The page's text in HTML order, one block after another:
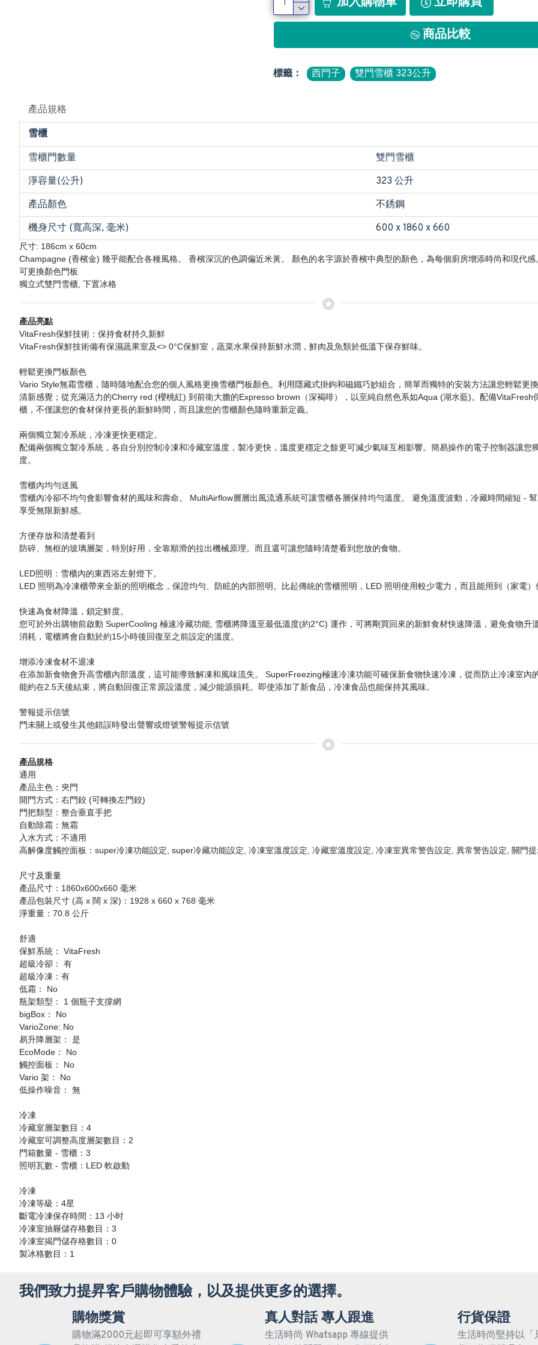
商品比較
標籤： 西門子 雙門雪櫃 323公升
產品規格
雪櫃
雪櫃門數量
雙門雪櫃
淨容量(公升)
323 公升
產品顏色
不銹鋼
機身尺寸 (寬高深, 毫米)
600 x 1860 x 660
尺寸: 186cm x 60cm
Champagne (香檳金) 幾乎能配合各種風格。 香檳深沉的色調偏近米黃。 顏色的名字源於香檳中典型的顏色，為每個廚房增添時尚和現代感
可更換顏色門板
獨立式雙門雪櫃, 下置冰格
產品亮點
VitaFresh保鮮技術：保持食材持久新鮮
VitaFresh保鮮技術備有保濕蔬果室及<> 0°C保鮮室，蔬菜水果保持新鮮水潤，鮮肉及魚類於低溫下保存鮮味。
輕鬆更換門板顏色
Vario Style無霜雪櫃，隨時隨地配合您的個人風格更換雪櫃門板顏色。利用隱藏式掛鉤和磁鐵巧妙組合，簡單而獨特的安裝方法讓您輕鬆更
清新感覺；從充滿活力的Cherry red (櫻桃紅) 到前衛大膽的Expresso brown（深褐啡），以至純自然色系如Aqua (湖水藍)。配備VitaFresh
櫃，不僅讓您的食材保持更長的新鮮時間，而且讓您的雪櫃顏色隨時重新定義。
兩個獨立製冷系統，冷凍更快更穩定。
配備兩個獨立製冷系統，各自分別控制冷凍和冷藏室溫度，製冷更快，溫度更穩定之餘更可減少氣味互相影響。簡易操作的電子控制器讓您
度。
雪櫃內均勻送風
雪櫃內冷卻不均勻會影響食材的風味和壽命。 MultiAirflow層層出風流通系統可讓雪櫃各層保持均勻溫度。 避免溫度波動，冷藏時間縮短 -
享受無限新鮮感。
方便存放和清楚看到
防碎、無框的玻璃層架，特別好用，全靠順滑的拉出機械原理。而且還可讓您隨時清楚看到您放的食物。
LED照明：雪櫃內的東西浴左射燈下。
LED 照明為冷凍櫃帶來全新的照明概念，保證均勻、防眩的內部照明。比起傳統的雪櫃照明，LED 照明使用較少電力，而且能用到（家電
快速為食材降溫，鎖定鮮度。
您可於外出購物前啟動 SuperCooling 極速冷藏功能, 雪櫃將降溫至最低溫度(約2°C) 運作，可將剛買回來的新鮮食材快速降溫，避免食物升
消耗，電櫃將會自動於約15小時後回復至之前設定的溫度。
增添冷凍食材不退凍
在添加新食物會升高雪櫃內部溫度，這可能導致解凍和風味流失。 SuperFreezing極速冷凍功能可確保新食物快速冷凍，從而防止冷凍室內
能約在2.5天後結束，將自動回復正常原設溫度，減少能源損耗。即使添加了新食品，冷凍食品也能保持其風味。
警報提示信號
門未關上或發生其他錯誤時發出聲響或燈號警報提示信號
產品規格
通用
產品主色：夾門
開門方式：右門鉸 (可轉換左門鉸)
門把類型：整合垂直手把
自動除霜：無霜
入水方式：不適用
高解像度觸控面板：super冷凍功能設定, super冷藏功能設定, 冷凍室溫度設定, 冷藏室溫度設定, 冷凍室異常警告設定, 異常警告設定, 關門
尺寸及重量
產品尺寸：1860x600x660 毫米
產品包裝尺寸 (高 x 闊 x 深)：1928 x 660 x 768 毫米
淨重量：70.8 公斤
舒適
保鮮系統： VitaFresh
超級冷卻： 有
超級冷凍：有
低霜： No
瓶架類型： 1 個瓶子支撐網
bigBox： No
VarioZone: No
易升降層架： 是
EcoMode： No
觸控面板： No
Vario 架： No
低操作噪音： 無
冷凍
冷藏室層架數目：4
冷藏室可調整高度層架數目：2
門箱數量 - 雪櫃：3
照明瓦數 - 雪櫃：LED 軟啟動
冷凍
冷凍等級：4星
斷電冷凍保存時間：13 小时
冷凍室抽屜儲存格數目：3
冷凍室揭門儲存格數目：0
製冰格數目：1
我們致力提昇客戶購物體驗，以及提供更多的選擇。
購物獎賞
購物滿2000元起即可享額外禮
真人對話 專人跟進
生活時尚 Whatsapp 專線提供
行貨保證
生活時尚堅持以「